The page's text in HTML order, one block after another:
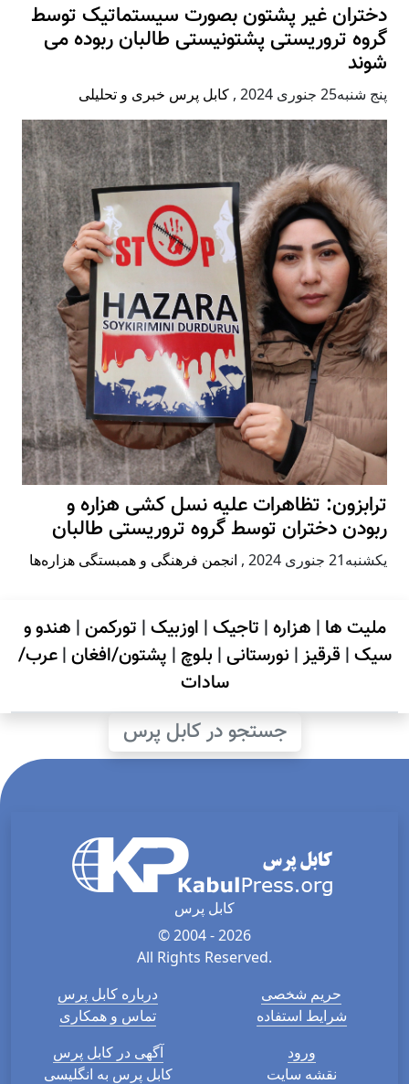
دختران غیر پشتون بصورت سیستماتیک توسط
گروه تروریستی پشتونیستی طالبان ربوده می
شوند
پنج شنبه25 جنوری 2024 , کابل پرس خبری و تحلیلی
ترابزون: تظاهرات علیه نسل کشی هزاره و
ربودن دختران توسط گروه تروریستی طالبان
يكشنبه21 جنوری 2024 , انجمن فرهنگی و همبستگی هزاره‌ها
ملیت ها | هزاره| تاجیک| اوزبیک| تورکمن| هندو و
سیک| قرقیز| نورستانی| بلوچ | پشتون/افغان|عرب/
سادات
جستجو در کابل پرس
کابل پرس
© 2004 - 2026
All Rights Reserved.
درباره کابل پرس
تماس و همکاری
حریم شخصی
شرایط استفاده
آگهی در کابل پرس
کابل پرس به انگلیسی
ورود
نقشه سایت